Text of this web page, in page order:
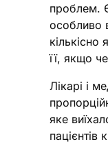
проблем.
особливо
кількісно
її, якщо
Лікарі і
яке
пацієнтів